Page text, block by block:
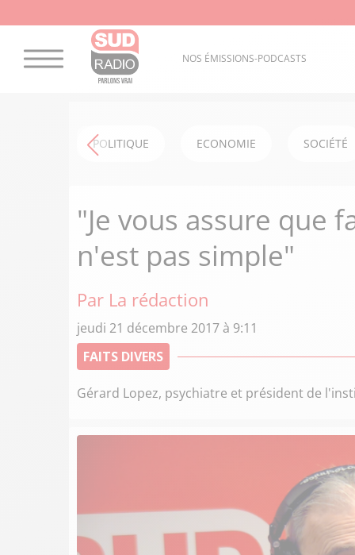
NOS ÉMISSIONS-PODCASTS
POLITIQUE ECONOMIE SOCIÉTÉ
"Je vous assure que
n'est pas simple"
Par La rédaction
jeudi 21 décembre 2017 à 9:11
FAITS DIVERS
Gérard Lopez, psychiatre et président de